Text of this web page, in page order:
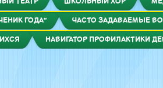
ГОДА" ЧАСТО ЗАДАВАЕМЫЕ
НАВИГАТОР ПРОФИЛАКТИКИ